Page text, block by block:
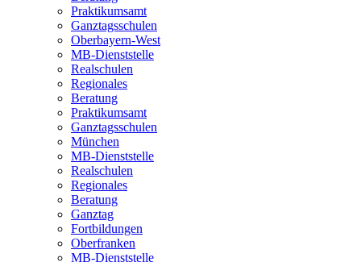
Praktikumsamt
Ganztagsschulen
Oberbayern-West
MB-Dienststelle
Realschulen
Regionales
Beratung
Praktikumsamt
Ganztagsschulen
München
MB-Dienststelle
Realschulen
Regionales
Beratung
Ganztag
Fortbildungen
Oberfranken
MB-Dienststelle